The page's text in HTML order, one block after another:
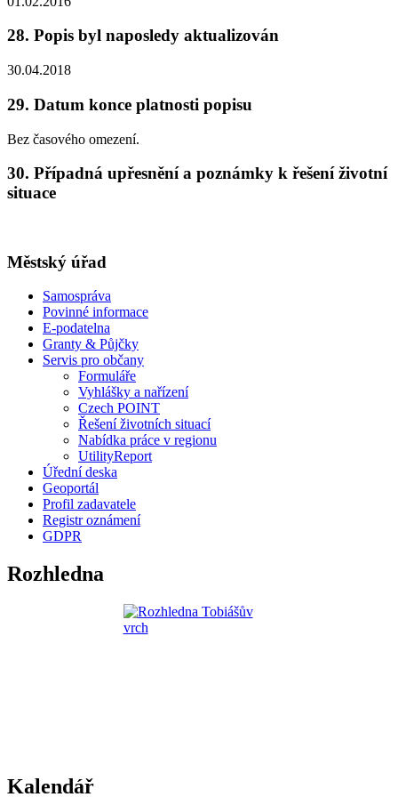
28. Popis byl naposledy aktualizován
30.04.2018
29. Datum konce platnosti popisu
Bez časového omezení.
30. Případná upřesnění a poznámky k řešení životní
situace
Městský úřad
Samospráva
Povinné informace
E-podatelna
Granty & Půjčky
Servis pro občany
Formuláře
Vyhlášky a nařízení
Czech POINT
Řešení životních situací
Nabídka práce v regionu
UtilityReport
Úřední deska
Geoportál
Profil zadavatele
Registr oznámení
GDPR
Rozhledna
Kalendář